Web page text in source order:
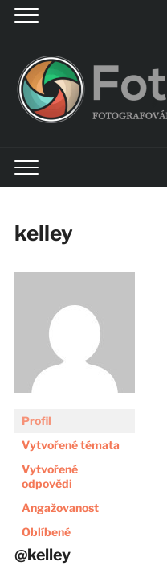
kelley
Profil
Vytvořené témata
Vytvořené
odpovědi
Angažovanost
Oblíbené
@kelley